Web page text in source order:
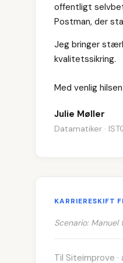
offentligt
Postman, der
Jeg bringer
kvalitetssikring.
Med venlig hilsen
Julie Møller
Datamatiker ·
KARRIERESKIFT
Scenario:
Til Siteimprove